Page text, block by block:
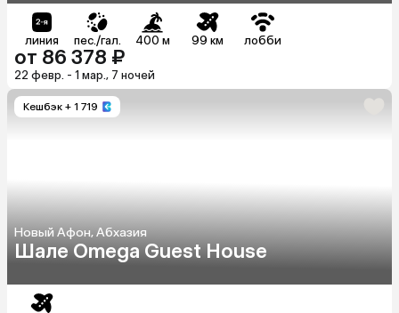
линия пес./гал. 400 м 99 км лобби
от 86 378 ₽
22 февр. - 1 мар., 7 ночей
Кешбэк + 1 719
Новый Афон, Абхазия
Шале Omega Guest House